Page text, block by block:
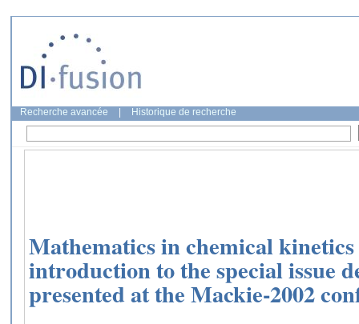
Recherche avancée Historique de recherche
Mathematics in chemical
introduction to the special issue
presented at the Mackie-2002